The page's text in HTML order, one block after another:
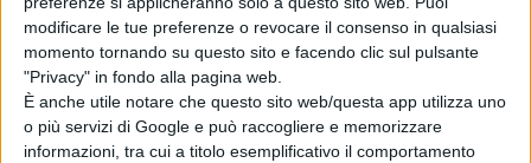
modificare le tue preferenze o revocare il consenso in qualsiasi
momento tornando su questo sito e facendo clic sul pulsante
"Privacy" in fondo alla pagina web.
È anche utile notare che questo sito web/questa app utilizza uno
o più servizi di Google e può raccogliere e memorizzare
informazioni, tra cui a titolo esemplificativo il comportamento
Lingua affilata e rime taglienti invece nel suo penultimo
lavoro pubblicato due mesi fa, 16 BARE. Una combo di
tecnica e flow. Utilizzata se vogliamo, in modo ironico
per commentare le nuove leve della trap mad in Italy.